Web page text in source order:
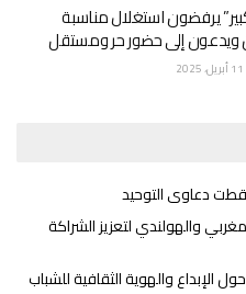
يرفضون استغلال مناسبة
ويدعون إلى حضور حر ومستقل
دعاوى التوحيد
والهولندي لتعزيز الشراكة
الإبداع والهوية الثقافية للشباب